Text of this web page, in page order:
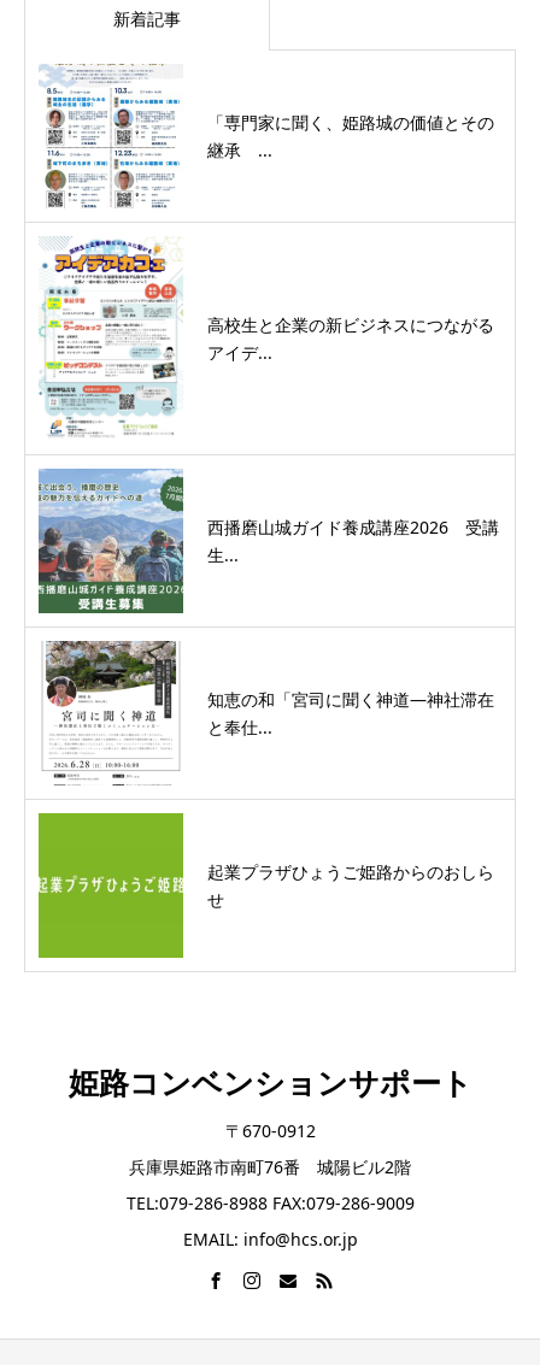
新着記事
「専門家に聞く、姫路城の価値とその
継承 ...
高校生と企業の新ビジネスにつながる
アイデ...
西播磨山城ガイド養成講座2026 受講
生...
知恵の和「宮司に聞く神道―神社滞在
と奉仕...
起業プラザひょうご姫路からのおしら
せ
姫路コンベンションサポート
〒670-0912
兵庫県姫路市南町76番 城陽ビル2階
TEL:079-286-8988 FAX:079-286-9009
EMAIL: info@hcs.or.jp